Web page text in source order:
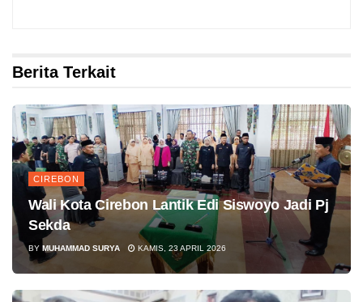
Berita Terkait
CIREBON
Wali Kota Cirebon Lantik Edi Siswoyo Jadi Pj
Sekda
BY MUHAMMAD SURYA KAMIS, 23 APRIL 2026